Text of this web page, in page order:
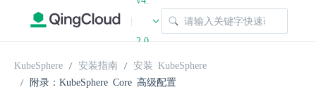
|
2.0
KubeSphere 安装指南
安装 KubeSphere
附录：KubeSphere Core 高级配置